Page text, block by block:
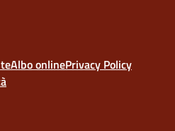
Albo onlinePrivacy Policy